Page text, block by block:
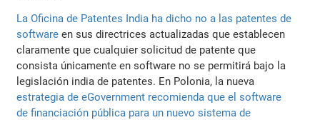
La Oficina de Patentes India ha dicho no a las patentes de
software en sus directrices actualizadas que establecen
claramente que cualquier solicitud de patente que
consista únicamente en software no se permitirá bajo la
legislación india de patentes. En Polonia, la nueva
estrategia de eGovernment recomienda que el software
de financiación pública para un nuevo sistema de